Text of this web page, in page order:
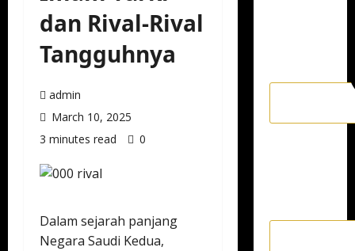
dan Rival-Rival
Tangguhnya
admin
March 10, 2025
3 minutes read
0
Dalam sejarah panjang
Negara Saudi Kedua,